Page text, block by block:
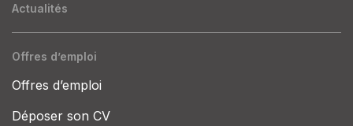
Actualités
Offres d’emploi
Offres d’emploi
Déposer son CV